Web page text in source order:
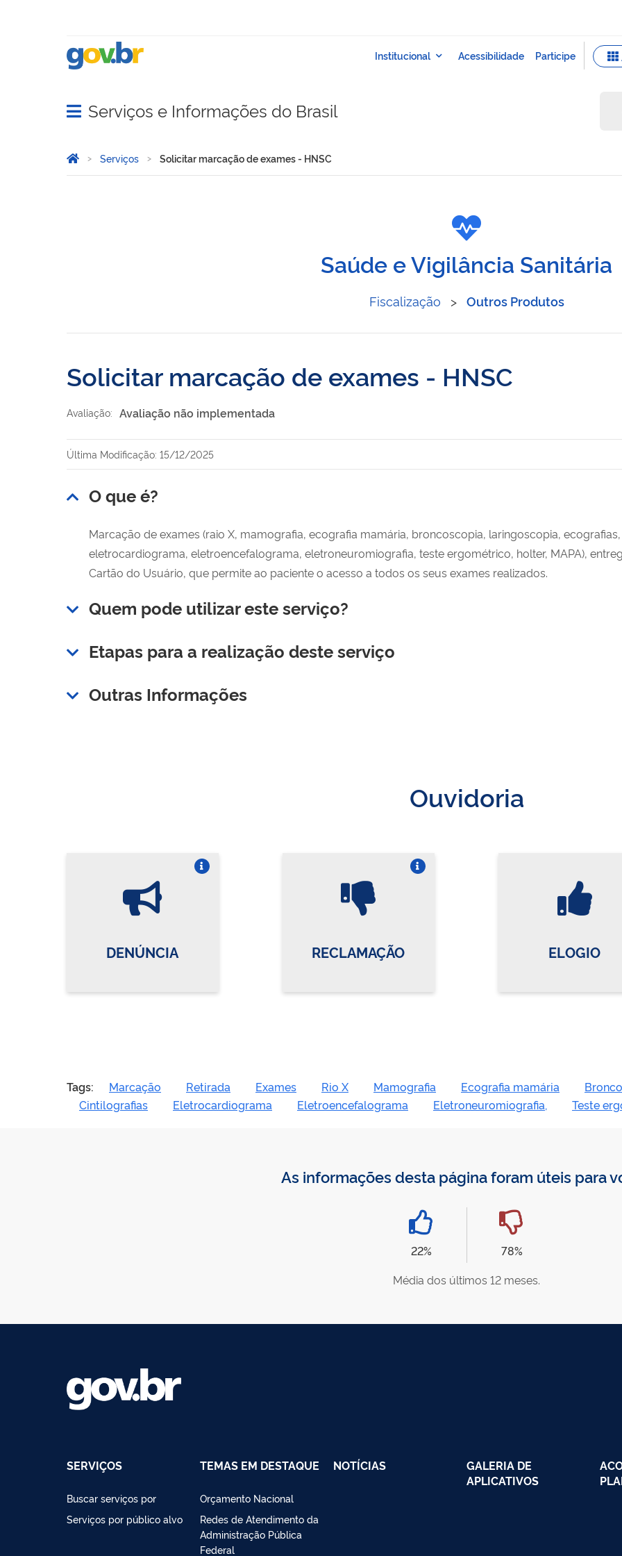
Abrir menu principal de navegação
Serviços e Informações do Brasil
Você está aqui:
Página Inicial
Serviços Solicitar marcação de exames - HNSC
Saúde e Vigilância Sanitária
Fiscalização > Outros Produtos
Solicitar marcação de exames - HNSC
Avaliação: Avaliação não implementada
Última Modificação: 15/12/2025
O que é?
Marcação de exames (raio X, mamografia, ecografia mamária, broncoscopia, laringoscopia,
eletrocardiograma, eletroencefalograma, eletroneuromiografia, teste ergométrico, holter, MAPA),
Cartão do Usuário, que permite ao paciente o acesso a todos os seus exames realizados.
Quem pode utilizar este serviço?
Etapas para a realização deste serviço
Outras Informações
Ouvidoria
DENÚNCIA RECLAMAÇÃO ELOGIO
Tags: Marcação Retirada Exames Rio X Mamografia Ecografia mamária
Cintilografias
Eletrocardiograma Eletroencefalograma Eletroneuromiografia, Teste
As informações desta página foram úteis para
22%
78%
Média dos últimos 12 meses.
SERVIÇOS
Buscar serviços por
Serviços por público alvo
TEMAS EM DESTAQUE
Orçamento Nacional
Redes de Atendimento da
Administração Pública
Federal
NOTÍCIAS
GALERIA DE
APLICATIVOS